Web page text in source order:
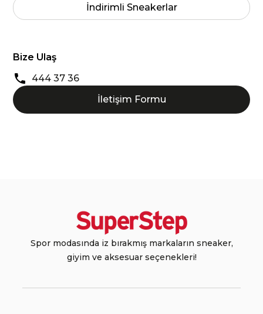
İndirimli Sneakerlar
Bize Ulaş
444 37 36
İletişim Formu
Spor modasında iz bırakmış markaların sneaker,
giyim ve aksesuar seçenekleri!